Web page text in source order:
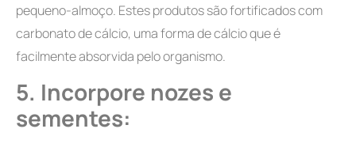
pequeno-almoço. Estes produtos são fortificados com
carbonato de cálcio, uma forma de cálcio que é
facilmente absorvida pelo organismo.
5. Incorpore nozes e
sementes: